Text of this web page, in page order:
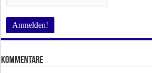
Kommentare